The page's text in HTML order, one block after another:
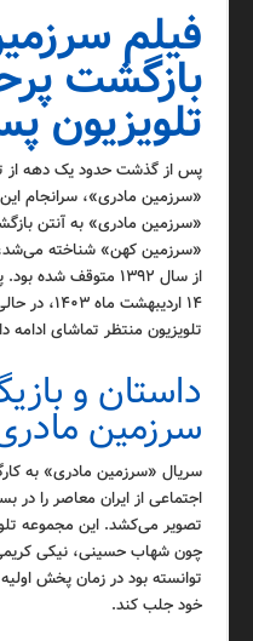
فیلم
بازگشت
تلویزیون
پس از گذشت حدود یک دهه
«سرزمین مادری»، سرانجام
«سرزمین مادری» به آنتن
«سرزمین کهن» شناخته
از سال ۱۳۹۲ متوقف
۱۴
تلویزیون منتظر تماشای ادامه
داستان و
سرزمین
سریال «سرزمین مادری» به
اجتماعی از ایران معاصر را
تصویر می‌کشد. این مجموعه
چون شهاب حسینی، نیکی
توانسته بود در زمان پخش
خود جلب کند.